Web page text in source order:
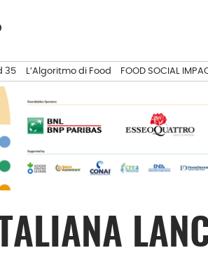
35 L’Algoritmo di Food FOOD SOCIAL